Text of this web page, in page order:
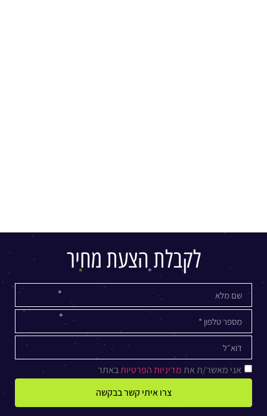
לקבלת הצעת מחיר
אני מאשר/ת אתמדיניות הפרטיותבאתר
צרו איתי קשר בבקשה